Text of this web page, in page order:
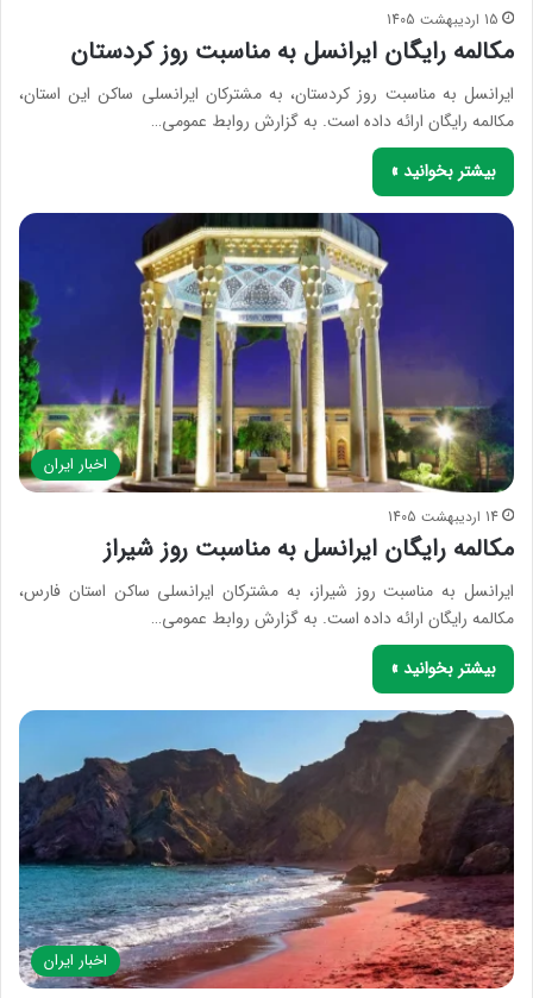
15 اردیبهشت 1405
مکالمه رایگان ایرانسل به مناسبت روز کردستان
ایرانسل به مناسبت روز کردستان، به مشترکان ایرانسلی ساکن این استان،
مکالمه رایگان ارائه داده است. به گزارش روابط عمومی…
بیشتر بخوانید »
اخبار ایران
14 اردیبهشت 1405
مکالمه رایگان ایرانسل به مناسبت روز شیراز
ایرانسل به مناسبت روز شیراز، به مشترکان ایرانسلی ساکن استان فارس،
مکالمه رایگان ارائه داده است. به گزارش روابط عمومی…
بیشتر بخوانید »
اخبار ایران